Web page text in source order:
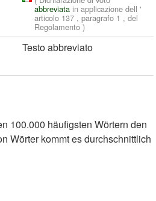
abbreviata in applicazione dell '
articolo 137 , paragrafo 1 , del
Regolamento )
Testo abbreviato
100.000 häufigsten Wörtern den
Wörter kommt es durchschnittlich